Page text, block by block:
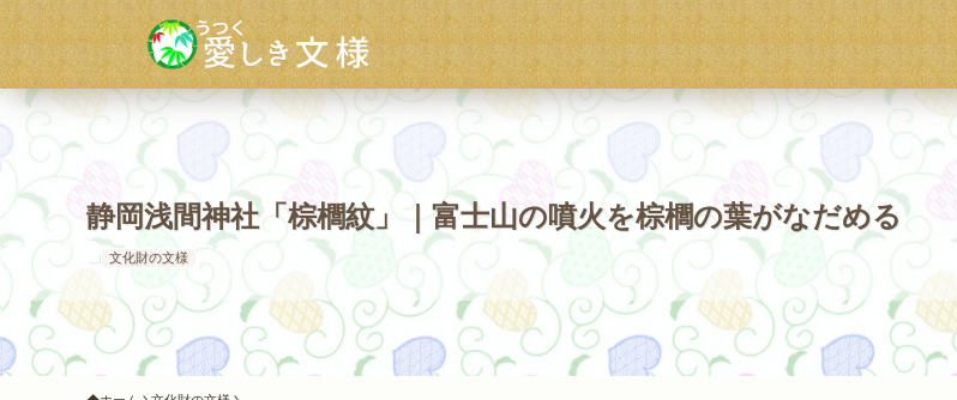
静岡浅間神社「棕櫚紋」｜富士山の噴火を棕櫚の葉がなだめる
文化財の文様